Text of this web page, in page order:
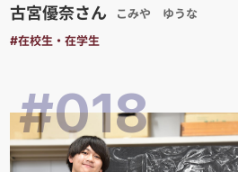
古宮優奈さん こみや ゆうな
#在校生・在学生
#018